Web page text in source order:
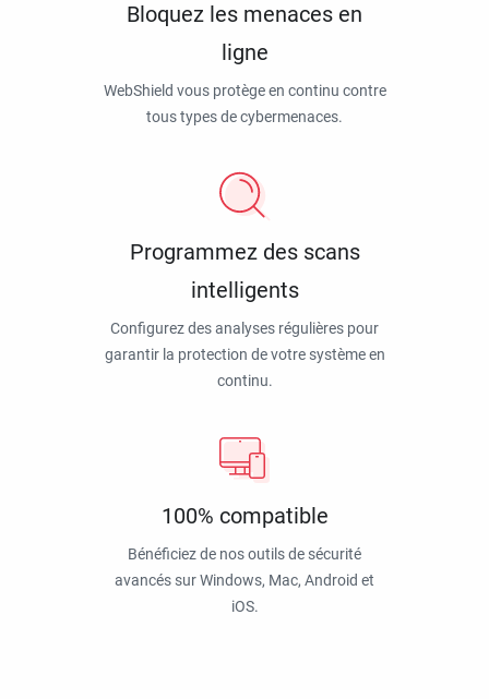
Bloquez les menaces en
ligne
WebShield vous protège en continu contre
tous types de cybermenaces.
Programmez des scans
intelligents
Configurez des analyses régulières pour
garantir la protection de votre système en
continu.
100% compatible
Bénéficiez de nos outils de sécurité
avancés sur Windows, Mac, Android et
iOS.